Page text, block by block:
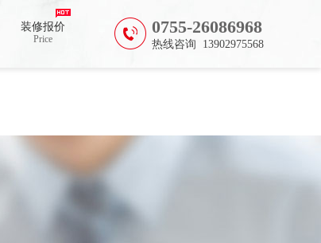
0755-26086968
热线咨询 13902975568
装修报价
Price